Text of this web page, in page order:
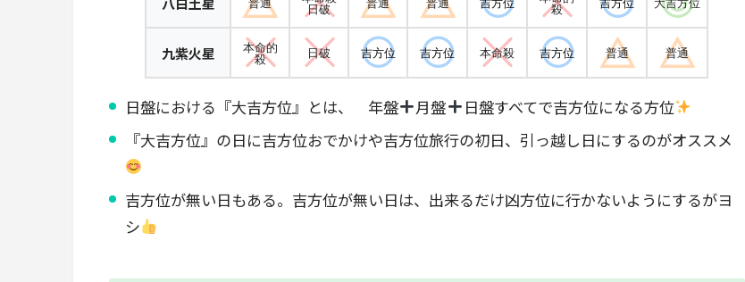
普通
日破
普通 普通 吉方位
殺
吉方位 大吉方位
九紫火星
本命的
殺
日破 吉方位 吉方位 本命殺 吉方位 普通 普通
日盤における『大吉方位』とは、 年盤 月盤
日盤すべてで吉方位になる方位
『大吉方位』の日に吉方位おでかけや吉方位旅行の初日、引っ越し日にするのがオススメ
吉方位が無い日もある。吉方位が無い日は、出来るだけ凶方位に行かないようにするがヨ
シ